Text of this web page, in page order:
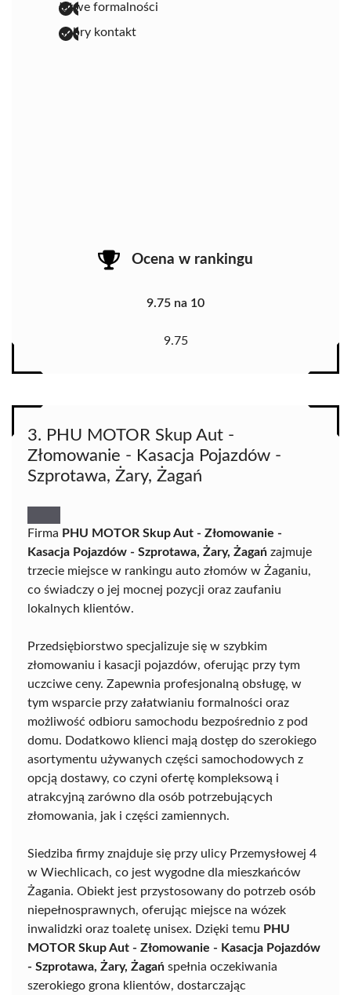
łatwe formalności
dobry kontakt
Ocena w rankingu
9.75 na 10
9.75
3. PHU MOTOR Skup Aut -
Złomowanie - Kasacja Pojazdów -
Szprotawa, Żary, Żagań
Firma PHU MOTOR Skup Aut - Złomowanie -
Kasacja Pojazdów - Szprotawa, Żary, Żagań zajmuje
trzecie miejsce w rankingu auto złomów w Żaganiu,
co świadczy o jej mocnej pozycji oraz zaufaniu
lokalnych klientów.
Przedsiębiorstwo specjalizuje się w szybkim
złomowaniu i kasacji pojazdów, oferując przy tym
uczciwe ceny. Zapewnia profesjonalną obsługę, w
tym wsparcie przy załatwianiu formalności oraz
możliwość odbioru samochodu bezpośrednio z pod
domu. Dodatkowo klienci mają dostęp do szerokiego
asortymentu używanych części samochodowych z
opcją dostawy, co czyni ofertę kompleksową i
atrakcyjną zarówno dla osób potrzebujących
złomowania, jak i części zamiennych.
Siedziba firmy znajduje się przy ulicy Przemysłowej 4
w Wiechlicach, co jest wygodne dla mieszkańców
Żagania. Obiekt jest przystosowany do potrzeb osób
niepełnosprawnych, oferując miejsce na wózek
inwalidzki oraz toaletę unisex. Dzięki temu PHU
MOTOR Skup Aut - Złomowanie - Kasacja Pojazdów
- Szprotawa, Żary, Żagań spełnia oczekiwania
szerokiego grona klientów, dostarczając